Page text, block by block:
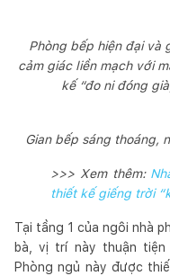
Phòng bếp hiện đại và
cảm giác liền mạch với
kế “đo ni đóng
Gian bếp sáng thoáng,
>>> Xem thêm:
thiết kế giếng trời
Tại tầng 1 của ngôi nhà
bà, vị trí này thuận
Phòng ngủ này được